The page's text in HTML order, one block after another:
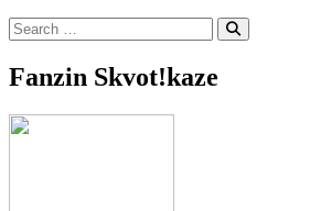
Search
for:
Search
Fanzin Skvot!kaze